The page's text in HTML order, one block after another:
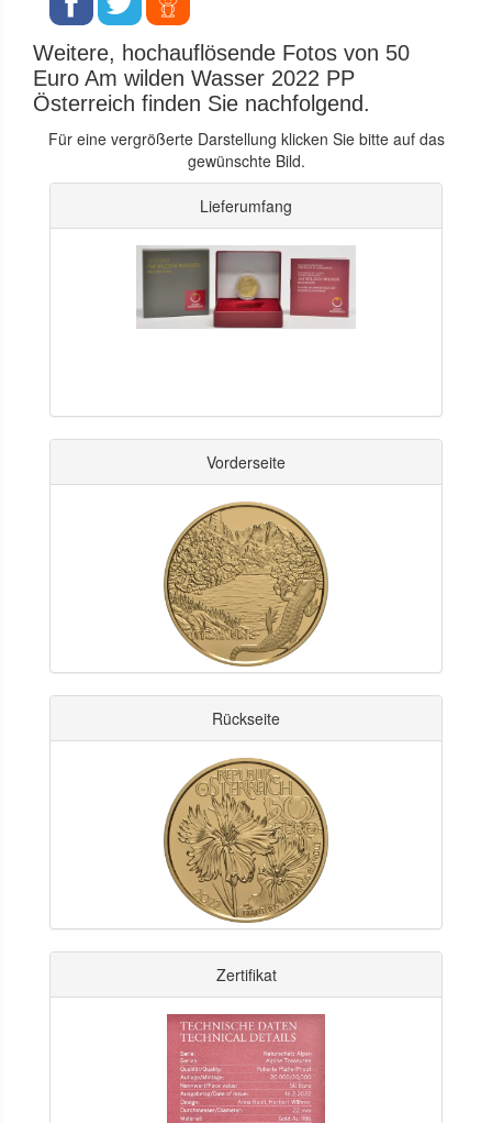
Weitere, hochauflösende Fotos von 50
Euro Am wilden Wasser 2022 PP
Österreich finden Sie nachfolgend.
Für eine vergrößerte Darstellung klicken Sie bitte auf das
gewünschte Bild.
Lieferumfang
Vorderseite
Rückseite
Zertifikat